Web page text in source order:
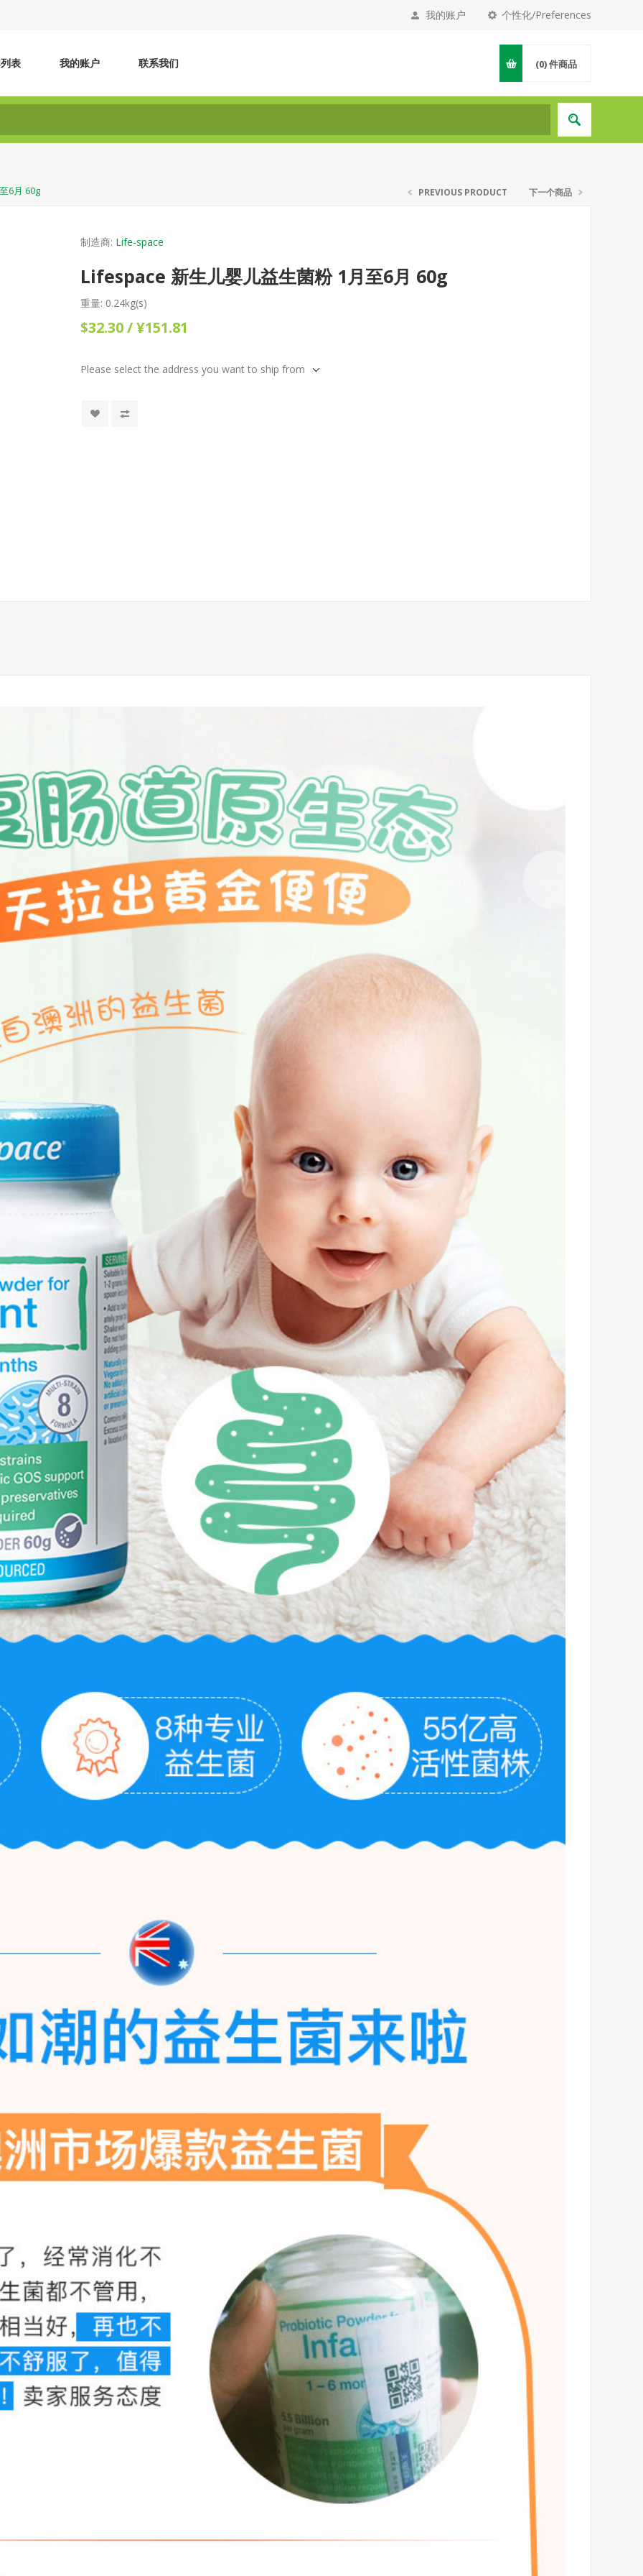
个性化/Preferences
我的账户
表 我的账户 联系我们 (0)件商品
6月 60g PREVIOUS PRODUCT 下一个商品
制造商: Life-space
Lifespace 新生儿婴儿益生菌粉 1月至6月 60g
重量: 0.24kg(s)
$32.30 / ¥151.81
Please select the address you want to ship from